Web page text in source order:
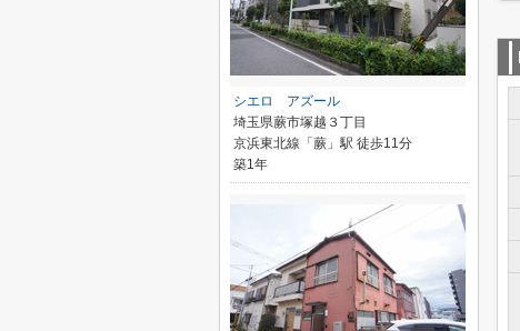
シエロ アズール
埼玉県蕨市塚越３丁目
京浜東北線「蕨」駅 徒歩11分
築1年